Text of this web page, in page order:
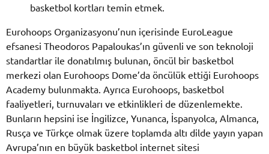
basketbol kortları temin etmek.
Eurohoops Organizasyonu’nun içerisinde EuroLeague
efsanesi Theodoros Papaloukas’ın güvenli ve son teknoloji
standartlar ile donatılmış bulunan, öncül bir basketbol
merkezi olan Eurohoops Dome’da öncülük ettiği Eurohoops
Academy bulunmakta. Ayrıca Eurohoops, basketbol
faaliyetleri, turnuvaları ve etkinlikleri de düzenlemekte.
Bunların hepsini ise İngilizce, Yunanca, İspanyolca, Almanca,
Rusça ve Türkçe olmak üzere toplamda altı dilde yayın yapan
Avrupa’nın en büyük basketbol internet sitesi